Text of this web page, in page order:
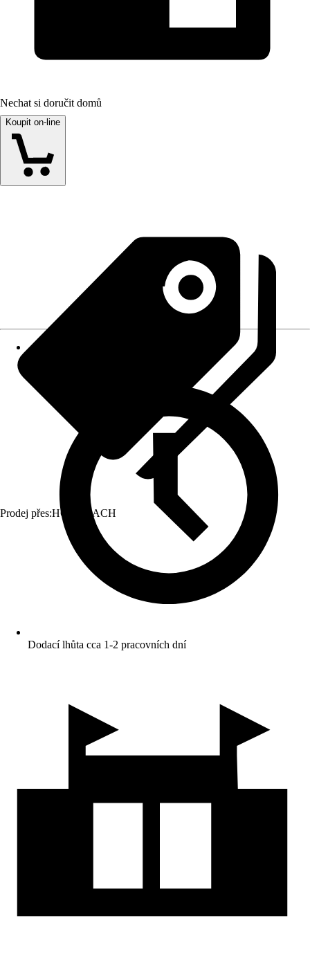
Nechat si doručit domů
Koupit on-line
Prodej přes:HORNBACH
Dodací lhůta cca 1-2 pracovních dní